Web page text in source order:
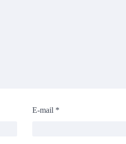
E-mail *